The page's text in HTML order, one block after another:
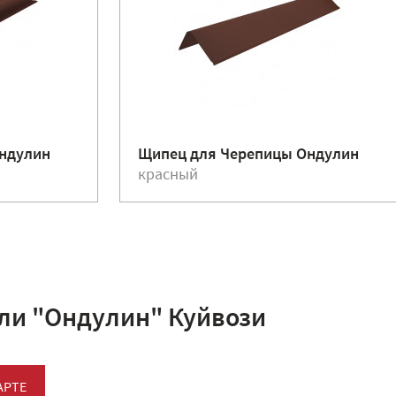
Щипец для Черепицы Ондулин
красный
"Ондулин" Куйвози